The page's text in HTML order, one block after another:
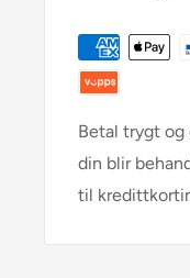
Betal trygt og
din blir
til